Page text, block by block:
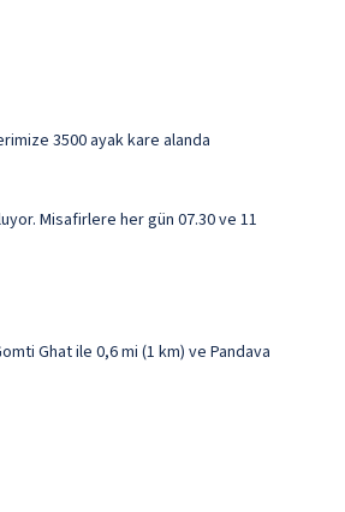
3500 ayak kare alanda
Misafirlere her gün 07.30 ve 11
Ghat ile 0,6 mi (1 km) ve Pandava